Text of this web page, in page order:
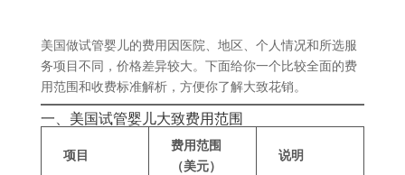
美国做试管婴儿的费用因医院、地区、个人情况和所选服
务项目不同，价格差异较大。下面给你一个比较全面的费
用范围和收费标准解析，方便你了解大致花销。
一、美国试管婴儿大致费用范围
项目
费用范围
（美元）
说明